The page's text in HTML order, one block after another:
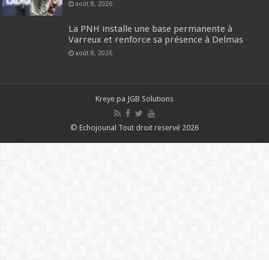
août 8, 2026
La PNH installe une base permanente à
Varreux et renforce sa présence à Delmas
août 8, 2026
Kreye pa JGB Solutions
© Echojounal Tout droit reservé 2026